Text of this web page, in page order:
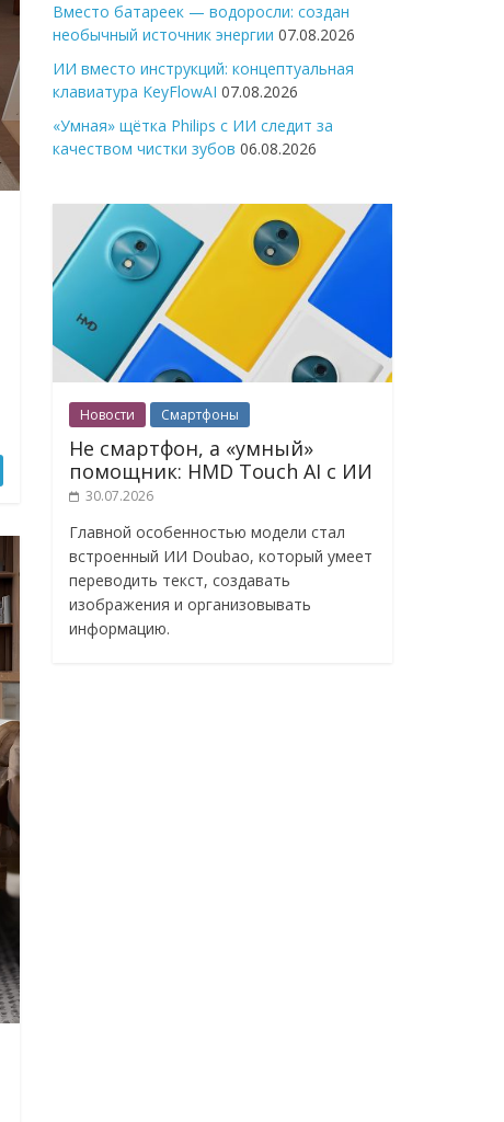
Вместо батареек — водоросли: создан
необычный источник энергии 07.08.2026
ИИ вместо инструкций: концептуальная
клавиатура KeyFlowAI 07.08.2026
«Умная» щётка Philips с ИИ следит за
качеством чистки зубов 06.08.2026
Новости Смартфоны
Не смартфон, а «умный»
помощник: HMD Touch AI с ИИ
30.07.2026
Главной особенностью модели стал
встроенный ИИ Doubao, который умеет
переводить текст, создавать
изображения и организовывать
информацию.